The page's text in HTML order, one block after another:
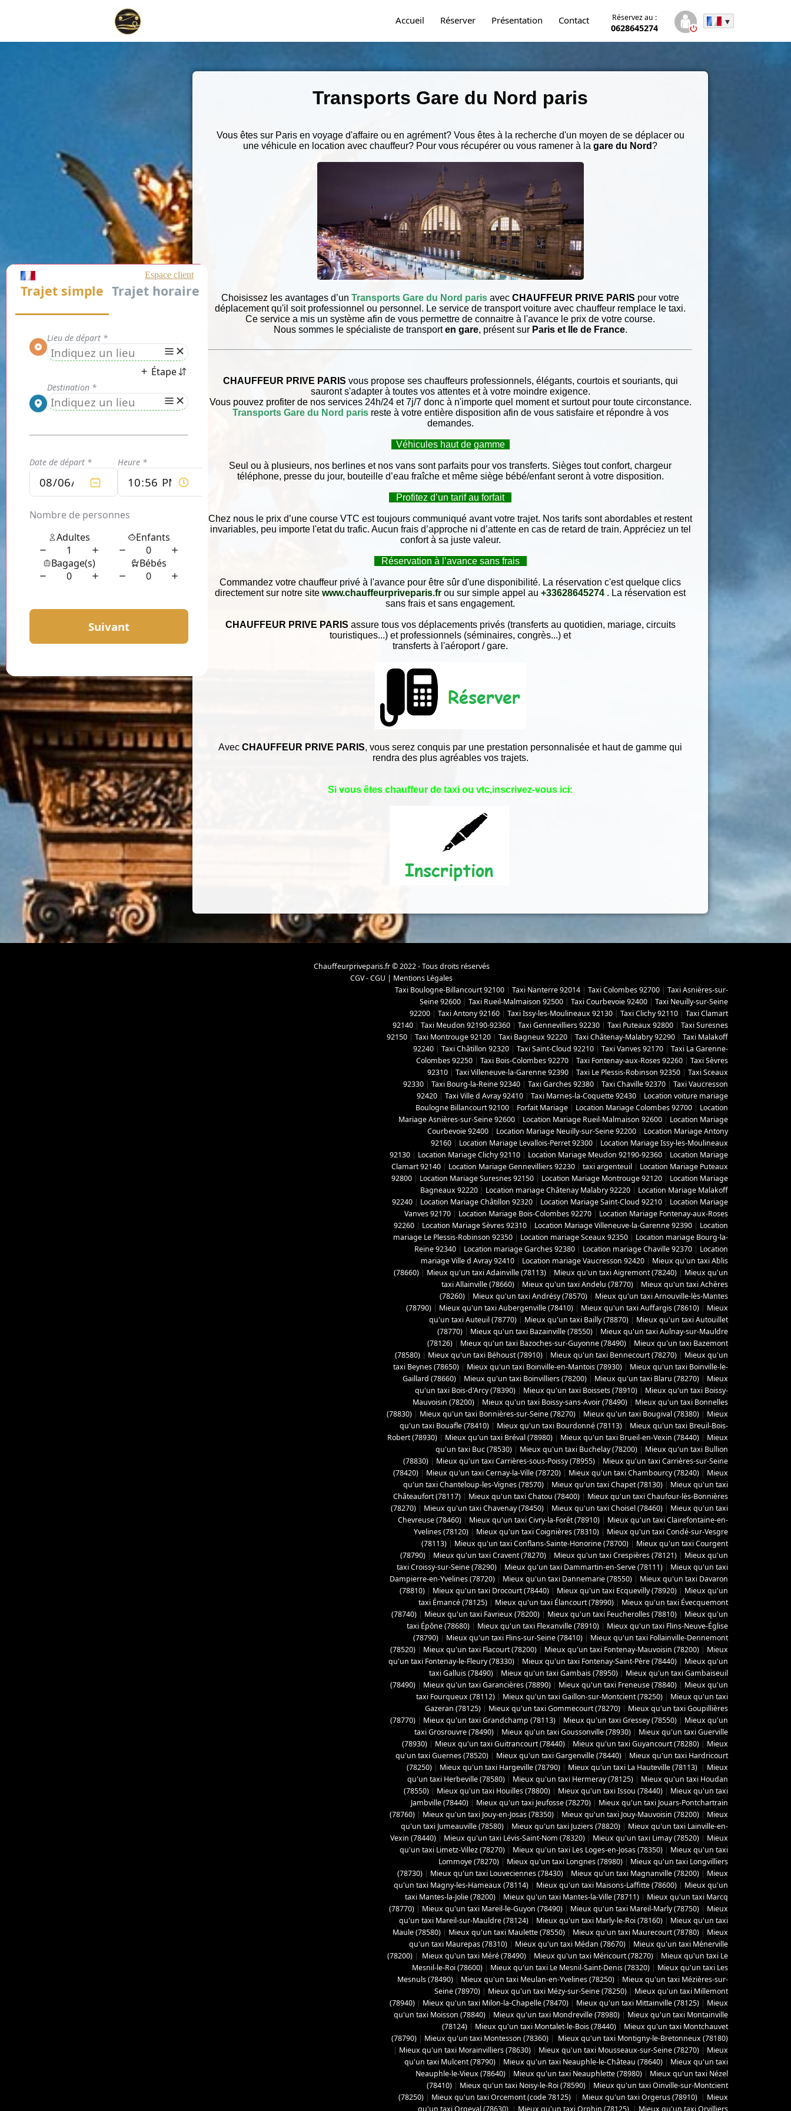
Accueil Réserver Présentation Contact Réservez au :
0628645274
Transports Gare du Nord paris
Vous êtes sur Paris en voyage d'affaire ou en agrément? Vous êtes à la recherche d'un moyen de se déplacer ou
une véhicule en location avec chauffeur? Pour vous récupérer ou vous ramener à la gare du Nord?
Choisissez les avantages d’un Transports Gare du Nord paris avec CHAUFFEUR PRIVE PARIS pour votre
déplacement qu'il soit professionnel ou personnel. Le service de transport voiture avec chauffeur remplace le taxi.
Ce service a mis un système afin de vous permettre de connaitre à l'avance le prix de votre course.
Nous sommes le spécialiste de transporten gare, présent sur Paris et Ile de France.
CHAUFFEUR PRIVE PARIS vous propose ses chauffeurs professionnels, élégants, courtois et souriants, qui
sauront s'adapter à toutes vos attentes et à votre moindre exigence.
Vous pouvez profiter de nos services 24h/24 et 7j/7 donc à n'importe quel moment et surtout pour toute circonstance.
Transports Gare du Nord parisreste à votre entière disposition afin de vous satisfaire et répondre à vos
demandes.
Véhicules haut de gamme
Seul ou à plusieurs, nos berlines et nos vans sont parfaits pour vos transferts. Sièges tout confort, chargeur
téléphone, presse du jour, bouteille d’eau fraîche et même siège bébé/enfant seront à votre disposition.
Profitez d’un tarif au forfait
Chez nous le prix d’une course VTC est toujours communiqué avant votre trajet. Nos tarifs sont abordables et restent
invariables, peu importe l'etat du trafic. Aucun frais d’approche ni d’attente en cas de retard de train. Appréciez un tel
confort à sa juste valeur.
Réservation à l’avance sans frais
Commandez votre chauffeur privé à l'avance pour être sûr d'une disponibilité. La réservation c'est quelque clics
directement sur notre site www.chauffeurpriveparis.fr ou sur simple appel au +33628645274 . La réservation est
sans frais et sans engagement.
CHAUFFEUR PRIVE PARIS assure tous vos déplacements privés (transferts au quotidien, mariage, circuits
touristiques...) et professionnels (séminaires, congrès...) et
transferts à l'aéroport / gare.
Avec CHAUFFEUR PRIVE PARIS, vous serez conquis par une prestation personnalisée et haut de gamme qui
rendra des plus agréables vos trajets.
Si vous êtes chauffeur de taxi ou vtc,inscrivez-vous ici:
Chauffeurpriveparis.fr © 2022 - Tous droits réservés
CGV - CGU | Mentions Légales
Taxi Boulogne-Billancourt 92100 | Taxi Nanterre 92014 | Taxi Colombes 92700 | Taxi Asnières-sur-
Seine 92600 | Taxi Rueil-Malmaison 92500 | Taxi Courbevoie 92400 | Taxi Neuilly-sur-Seine
92200 | Taxi Antony 92160 | Taxi Issy-les-Moulineaux 92130 | Taxi Clichy 92110 | Taxi Clamart
92140 | Taxi Meudon 92190-92360 | Taxi Gennevilliers 92230 | Taxi Puteaux 92800 | Taxi Suresnes
92150 | Taxi Montrouge 92120 | Taxi Bagneux 92220 | Taxi Châtenay-Malabry 92290 | Taxi Malakoff
92240 | Taxi Châtillon 92320 | Taxi Saint-Cloud 92210 | Taxi Vanves 92170 | Taxi La Garenne-
Colombes 92250 | Taxi Bois-Colombes 92270 | Taxi Fontenay-aux-Roses 92260 | Taxi Sèvres
92310 | Taxi Villeneuve-la-Garenne 92390 | Taxi Le Plessis-Robinson 92350 | Taxi Sceaux
92330 | Taxi Bourg-la-Reine 92340 | Taxi Garches 92380 | Taxi Chaville 92370 | Taxi Vaucresson
92420 | Taxi Ville d Avray 92410 | Taxi Marnes-la-Coquette 92430 | Location voiture mariage
Boulogne Billancourt 92100 | Forfait Mariage | Location Mariage Colombes 92700 | Location
Mariage Asnières-sur-Seine 92600 | Location Mariage Rueil-Malmaison 92600 | Location Mariage
Courbevoie 92400 | Location Mariage Neuilly-sur-Seine 92200 | Location Mariage Antony
92160 | Location Mariage Levallois-Perret 92300 | Location Mariage Issy-les-Moulineaux
92130 | Location Mariage Clichy 92110 | Location Mariage Meudon 92190-92360 | Location Mariage
Clamart 92140 | Location Mariage Gennevilliers 92230 | taxi argenteuil | Location Mariage Puteaux
92800 | Location Mariage Suresnes 92150 | Location Mariage Montrouge 92120 | Location Mariage
Bagneaux 92220 | Location mariage Châtenay Malabry 92220 | Location Mariage Malakoff
92240 | Location Mariage Châtillon 92320 | Location Mariage Saint-Cloud 92210 | Location Mariage
Vanves 92170 | Location Mariage Bois-Colombes 92270 | Location Mariage Fontenay-aux-Roses
92260 | Location Mariage Sèvres 92310 | Location Mariage Villeneuve-la-Garenne 92390 | Location
mariage Le Plessis-Robinson 92350 | Location mariage Sceaux 92350 | Location mariage Bourg-la-
Reine 92340 | Location mariage Garches 92380 | Location mariage Chaville 92370 | Location
mariage Ville d Avray 92410 | Location mariage Vaucresson 92420 | Mieux qu'un taxi Ablis
(78660) | Mieux qu'un taxi Adainville (78113) | Mieux qu'un taxi Aigremont (78240) | Mieux qu'un
taxi Allainville (78660) | Mieux qu'un taxi Andelu (78770) | Mieux qu'un taxi Achères
(78260) | Mieux qu'un taxi Andrésy (78570) | Mieux qu'un taxi Arnouville-lès-Mantes
(78790) | Mieux qu'un taxi Aubergenville (78410) | Mieux qu'un taxi Auffargis (78610) | Mieux
qu'un taxi Auteuil (78770) | Mieux qu'un taxi Bailly (78870) | Mieux qu'un taxi Autouillet
(78770) | Mieux qu'un taxi Bazainville (78550) | Mieux qu'un taxi Aulnay-sur-Mauldre
(78126) | Mieux qu'un taxi Bazoches-sur-Guyonne (78490) | Mieux qu'un taxi Bazemont
(78580) | Mieux qu'un taxi Béhoust (78910) | Mieux qu'un taxi Bennecourt (78270) | Mieux qu'un
taxi Beynes (78650) | Mieux qu'un taxi Boinville-en-Mantois (78930) | Mieux qu'un taxi Boinville-le-
Gaillard (78660) | Mieux qu'un taxi Boinvilliers (78200) | Mieux qu'un taxi Blaru (78270) | Mieux
qu'un taxi Bois-d'Arcy (78390) | Mieux qu'un taxi Boissets (78910) | Mieux qu'un taxi Boissy-
Mauvoisin (78200) | Mieux qu'un taxi Boissy-sans-Avoir (78490) | Mieux qu'un taxi Bonnelles
(78830) | Mieux qu'un taxi Bonnières-sur-Seine (78270) | Mieux qu'un taxi Bougival (78380) | Mieux
qu'un taxi Bouafle (78410) | Mieux qu'un taxi Bourdonné (78113) | Mieux qu'un taxi Breuil-Bois-
Robert (78930) | Mieux qu'un taxi Bréval (78980) | Mieux qu'un taxi Brueil-en-Vexin (78440) | Mieux
qu'un taxi Buc (78530) | Mieux qu'un taxi Buchelay (78200) | Mieux qu'un taxi Bullion
(78830) | Mieux qu'un taxi Carrières-sous-Poissy (78955) | Mieux qu'un taxi Carrières-sur-Seine
(78420) | Mieux qu'un taxi Cernay-la-Ville (78720) | Mieux qu'un taxi Chambourcy (78240) | Mieux
qu'un taxi Chanteloup-les-Vignes (78570) | Mieux qu'un taxi Chapet (78130) | Mieux qu'un taxi
Châteaufort (78117) | Mieux qu'un taxi Chatou (78400) | Mieux qu'un taxi Chaufour-lès-Bonnières
(78270) | Mieux qu'un taxi Chavenay (78450) | Mieux qu'un taxi Choisel (78460) | Mieux qu'un taxi
Chevreuse (78460) | Mieux qu'un taxi Civry-la-Forêt (78910) | Mieux qu'un taxi Clairefontaine-en-
Yvelines (78120) | Mieux qu'un taxi Coignières (78310) | Mieux qu'un taxi Condé-sur-Vesgre
(78113) | Mieux qu'un taxi Conflans-Sainte-Honorine (78700) | Mieux qu'un taxi Courgent
(78790) | Mieux qu'un taxi Cravent (78270) | Mieux qu'un taxi Crespières (78121) | Mieux qu'un
taxi Croissy-sur-Seine (78290) | Mieux qu'un taxi Dammartin-en-Serve (78111) | Mieux qu'un taxi
Dampierre-en-Yvelines (78720) | Mieux qu'un taxi Dannemarie (78550) | Mieux qu'un taxi Davaron
(78810) | Mieux qu'un taxi Drocourt (78440) | Mieux qu'un taxi Ecquevilly (78920) | Mieux qu'un
taxi Émancé (78125) | Mieux qu'un taxi Élancourt (78990) | Mieux qu'un taxi Évecquemont
(78740) | Mieux qu'un taxi Favrieux (78200) | Mieux qu'un taxi Feucherolles (78810) | Mieux qu'un
taxi Épône (78680) | Mieux qu'un taxi Flexanville (78910) | Mieux qu'un taxi Flins-Neuve-Église
(78790) | Mieux qu'un taxi Flins-sur-Seine (78410) | Mieux qu'un taxi Follainville-Dennemont
(78520) | Mieux qu'un taxi Flacourt (78200) | Mieux qu'un taxi Fontenay-Mauvoisin (78200) | Mieux
qu'un taxi Fontenay-le-Fleury (78330) | Mieux qu'un taxi Fontenay-Saint-Père (78440) | Mieux qu'un
taxi Galluis (78490) | Mieux qu'un taxi Gambais (78950) | Mieux qu'un taxi Gambaiseuil
(78490) | Mieux qu'un taxi Garancières (78890) | Mieux qu'un taxi Freneuse (78840) | Mieux qu'un
taxi Fourqueux (78112) | Mieux qu'un taxi Gaillon-sur-Montcient (78250) | Mieux qu'un taxi
Gazeran (78125) | Mieux qu'un taxi Gommecourt (78270) | Mieux qu'un taxi Goupillières
(78770) | Mieux qu'un taxi Grandchamp (78113) | Mieux qu'un taxi Gressey (78550) | Mieux qu'un
taxi Grosrouvre (78490) | Mieux qu'un taxi Goussonville (78930) | Mieux qu'un taxi Guerville
(78930) | Mieux qu'un taxi Guitrancourt (78440) | Mieux qu'un taxi Guyancourt (78280) | Mieux
qu'un taxi Guernes (78520) | Mieux qu'un taxi Gargenville (78440) | Mieux qu'un taxi Hardricourt
(78250) | Mieux qu'un taxi Hargeville (78790) | Mieux qu'un taxi La Hauteville (78113) | Mieux
qu'un taxi Herbeville (78580) | Mieux qu'un taxi Hermeray (78125) | Mieux qu'un taxi Houdan
(78550) | Mieux qu'un taxi Houilles (78800) | Mieux qu'un taxi Issou (78440) | Mieux qu'un taxi
Jambville (78440) | Mieux qu'un taxi Jeufosse (78270) | Mieux qu'un taxi Jouars-Pontchartrain
(78760) | Mieux qu'un taxi Jouy-en-Josas (78350) | Mieux qu'un taxi Jouy-Mauvoisin (78200) | Mieux
qu'un taxi Jumeauville (78580) | Mieux qu'un taxi Juziers (78820) | Mieux qu'un taxi Lainville-en-
Vexin (78440) | Mieux qu'un taxi Lévis-Saint-Nom (78320) | Mieux qu'un taxi Limay (78520) | Mieux
qu'un taxi Limetz-Villez (78270) | Mieux qu'un taxi Les Loges-en-Josas (78350) | Mieux qu'un taxi
Lommoye (78270) | Mieux qu'un taxi Longnes (78980) | Mieux qu'un taxi Longvilliers
(78730) | Mieux qu'un taxi Louveciennes (78430) | Mieux qu'un taxi Magnanville (78200) | Mieux
qu'un taxi Magny-les-Hameaux (78114) | Mieux qu'un taxi Maisons-Laffitte (78600) | Mieux qu'un
taxi Mantes-la-Jolie (78200) | Mieux qu'un taxi Mantes-la-Ville (78711) | Mieux qu'un taxi Marcq
(78770) | Mieux qu'un taxi Mareil-le-Guyon (78490) | Mieux qu'un taxi Mareil-Marly (78750) | Mieux
qu'un taxi Mareil-sur-Mauldre (78124) | Mieux qu'un taxi Marly-le-Roi (78160) | Mieux qu'un taxi
Maule (78580) | Mieux qu'un taxi Maulette (78550) | Mieux qu'un taxi Maurecourt (78780) | Mieux
qu'un taxi Maurepas (78310) | Mieux qu'un taxi Médan (78670) | Mieux qu'un taxi Ménerville
(78200) | Mieux qu'un taxi Méré (78490) | Mieux qu'un taxi Méricourt (78270) | Mieux qu'un taxi Le
Mesnil-le-Roi (78600) | Mieux qu'un taxi Le Mesnil-Saint-Denis (78320) | Mieux qu'un taxi Les
Mesnuls (78490) | Mieux qu'un taxi Meulan-en-Yvelines (78250) | Mieux qu'un taxi Mézières-sur-
Seine (78970) | Mieux qu'un taxi Mézy-sur-Seine (78250) | Mieux qu'un taxi Millemont
(78940) | Mieux qu'un taxi Milon-la-Chapelle (78470) | Mieux qu'un taxi Mittainville (78125) | Mieux
qu'un taxi Moisson (78840) | Mieux qu'un taxi Mondreville (78980) | Mieux qu'un taxi Montainville
(78124) | Mieux qu'un taxi Montalet-le-Bois (78440) | Mieux qu'un taxi Montchauvet
(78790) | Mieux qu'un taxi Montesson (78360) | Mieux qu'un taxi Montigny-le-Bretonneux (78180)
| Mieux qu'un taxi Morainvilliers (78630) | Mieux qu'un taxi Mousseaux-sur-Seine (78270) | Mieux
qu'un taxi Mulcent (78790) | Mieux qu'un taxi Neauphle-le-Château (78640) | Mieux qu'un taxi
Neauphle-le-Vieux (78640) | Mieux qu'un taxi Neauphlette (78980) | Mieux qu'un taxi Nézel
(78410) | Mieux qu'un taxi Noisy-le-Roi (78590) | Mieux qu'un taxi Oinville-sur-Montcient
(78250) | Mieux qu'un taxi Orcemont (code 78125) | Mieux qu'un taxi Orgerus (78910) | Mieux